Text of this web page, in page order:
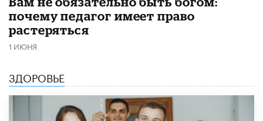
почему педагог имеет право
растеряться
1 ИЮНЯ
ЗДОРОВЬЕ